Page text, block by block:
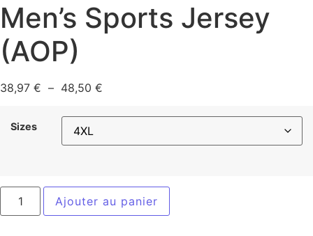
Men’s Sports Jersey
(AOP)
38,97 € – 48,50 €
Sizes
Ajouter au panier